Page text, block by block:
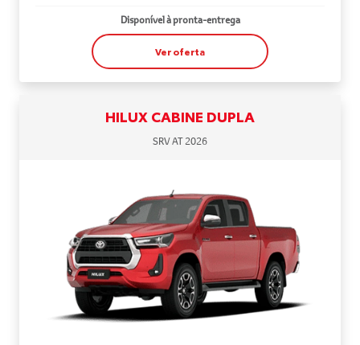
Disponível à pronta-entrega
Ver oferta
HILUX CABINE DUPLA
SRV AT 2026